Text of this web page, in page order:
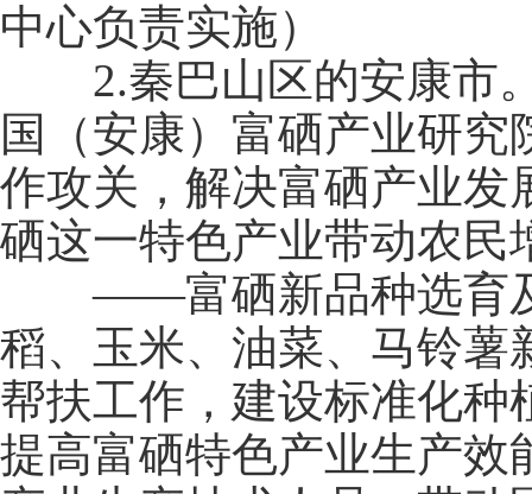
中心负责实施）
2.秦巴山区的安康市。
国（安康）富硒产业研
作攻关，解决富硒产业发
硒这一特色产业带动农民
——富硒新品种选育及
稻、玉米、油菜、马铃薯
帮扶工作，建设标准化种
提高富硒特色产业生产效